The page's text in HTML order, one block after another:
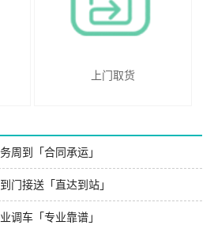
上门取货
周到「合同承运」
门接送「直达到站」
调车「专业靠谱」